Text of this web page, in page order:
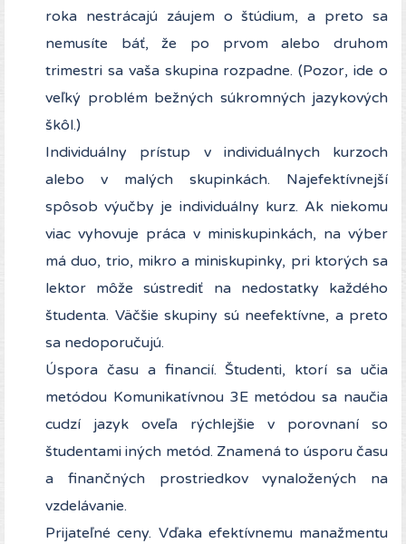
roka nestrácajú záujem o štúdium, a preto sa
nemusíte báť, že po prvom alebo druhom
trimestri sa vaša skupina rozpadne. (Pozor, ide o
veľký problém bežných súkromných jazykových
škôl.)
Individuálny prístup v individuálnych kurzoch
alebo v malých skupinkách. Najefektívnejší
spôsob výučby je individuálny kurz. Ak niekomu
viac vyhovuje práca v miniskupinkách, na výber
má duo, trio, mikro a miniskupinky, pri ktorých sa
lektor môže sústrediť na nedostatky každého
študenta. Väčšie skupiny sú neefektívne, a preto
sa nedoporučujú.
Úspora času a financií. Študenti, ktorí sa učia
metódou Komunikatívnou 3E metódou sa naučia
cudzí jazyk oveľa rýchlejšie v porovnaní so
študentami iných metód. Znamená to úsporu času
a finančných prostriedkov vynaložených na
vzdelávanie.
Prijateľné ceny. Vďaka efektívnemu manažmentu